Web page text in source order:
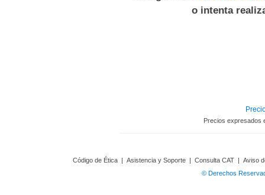
o intenta
Precios expresados
Código de Ética | Asistencia y Soporte | Consulta CAT | Aviso
© Derechos